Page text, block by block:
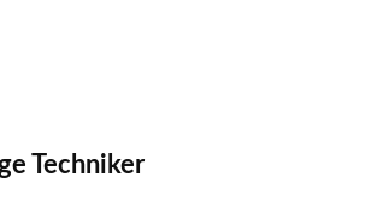
Techniker